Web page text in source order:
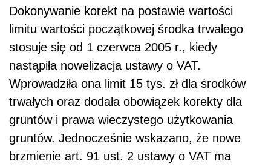
Dokonywanie korekt na postawie wartości
limitu wartości początkowej środka trwałego
stosuje się od 1 czerwca 2005 r., kiedy
nastąpiła nowelizacja ustawy o VAT.
Wprowadziła ona limit 15 tys. zł dla środków
trwałych oraz dodała obowiązek korekty dla
gruntów i prawa wieczystego użytkowania
gruntów. Jednocześnie wskazano, że nowe
brzmienie art. 91 ust. 2 ustawy o VAT ma